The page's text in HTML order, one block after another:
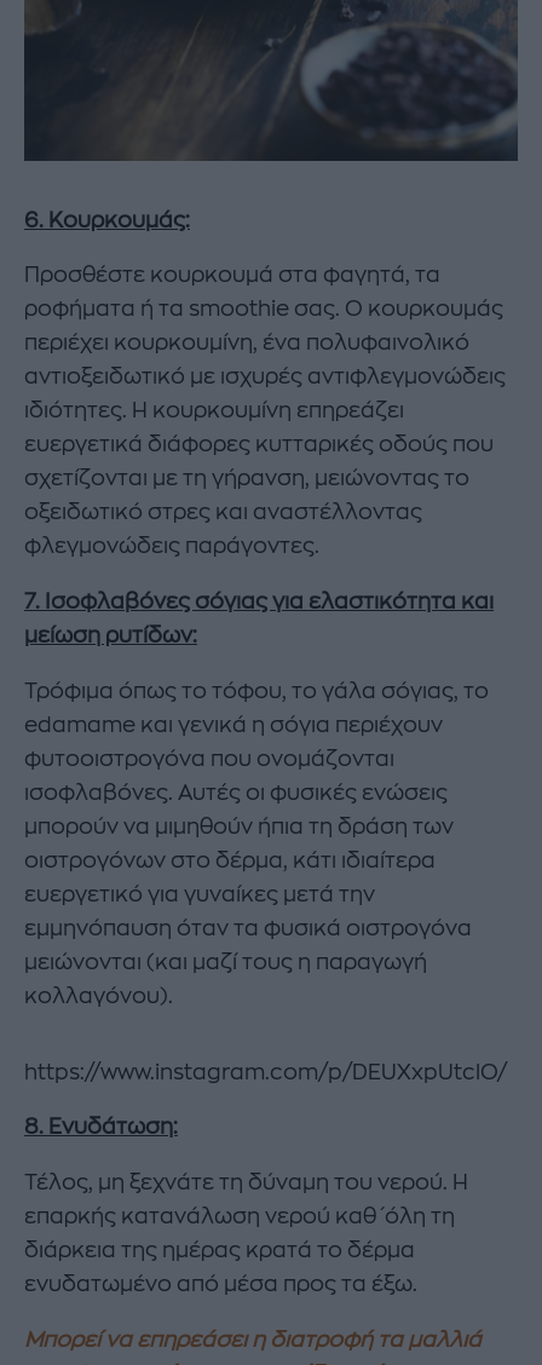
6. Κουρκουμάς:
Προσθέστε κουρκουμά στα φαγητά, τα
ροφήματα ή τα smoothie σας. Ο κουρκουμάς
περιέχει κουρκουμίνη, ένα πολυφαινολικό
αντιοξειδωτικό με ισχυρές αντιφλεγμονώδεις
ιδιότητες. Η κουρκουμίνη επηρεάζει
ευεργετικά διάφορες κυτταρικές οδούς που
σχετίζονται με τη γήρανση, μειώνοντας το
οξειδωτικό στρες και αναστέλλοντας
φλεγμονώδεις παράγοντες.
7. Ισοφλαβόνες σόγιας για ελαστικότητα και
μείωση ρυτίδων:
Τρόφιμα όπως το τόφου, το γάλα σόγιας, το
edamame και γενικά η σόγια περιέχουν
φυτοοιστρογόνα που ονομάζονται
ισοφλαβόνες. Αυτές οι φυσικές ενώσεις
μπορούν να μιμηθούν ήπια τη δράση των
οιστρογόνων στο δέρμα, κάτι ιδιαίτερα
ευεργετικό για γυναίκες μετά την
εμμηνόπαυση όταν τα φυσικά οιστρογόνα
μειώνονται (και μαζί τους η παραγωγή
κολλαγόνου).
https://www.instagram.com/p/DEUXxpUtclO/
8. Ενυδάτωση:
Τέλος, μη ξεχνάτε τη δύναμη του νερού. Η
επαρκής κατανάλωση νερού καθ΄όλη τη
διάρκεια της ημέρας κρατά το δέρμα
ενυδατωμένο από μέσα προς τα έξω.
Μπορεί να επηρεάσει η διατροφή τα μαλλιά